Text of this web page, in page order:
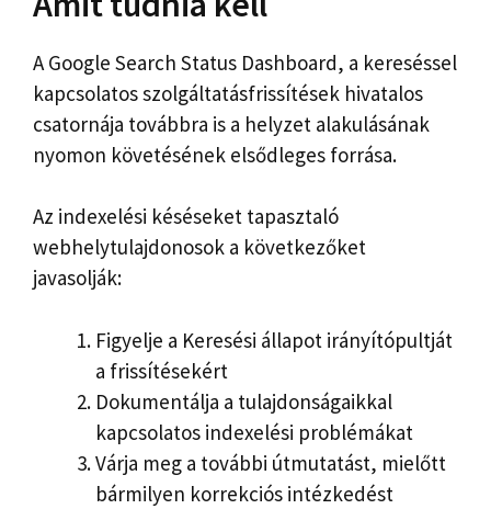
A Google Search Status Dashboard, a kereséssel
kapcsolatos szolgáltatásfrissítések hivatalos
csatornája továbbra is a helyzet alakulásának
nyomon követésének elsődleges forrása.
Az indexelési késéseket tapasztaló
webhelytulajdonosok a következőket
javasolják:
Figyelje a Keresési állapot irányítópultját
a frissítésekért
Dokumentálja a tulajdonságaikkal
kapcsolatos indexelési problémákat
Várja meg a további útmutatást, mielőtt
bármilyen korrekciós intézkedést